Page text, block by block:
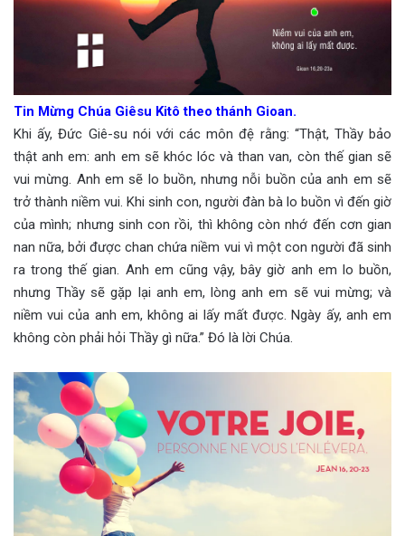
Tin Mừng Chúa Giêsu Kitô theo thánh Gioan.
Khi ấy, Đức Giê-su nói với các môn đệ rằng: “Thật, Thầy bảo
thật anh em: anh em sẽ khóc lóc và than van, còn thế gian sẽ
vui mừng. Anh em sẽ lo buồn, nhưng nỗi buồn của anh em sẽ
trở thành niềm vui. Khi sinh con, người đàn bà lo buồn vì đến giờ
của mình; nhưng sinh con rồi, thì không còn nhớ đến cơn gian
nan nữa, bởi được chan chứa niềm vui vì một con người đã sinh
ra trong thế gian. Anh em cũng vậy, bây giờ anh em lo buồn,
nhưng Thầy sẽ gặp lại anh em, lòng anh em sẽ vui mừng; và
niềm vui của anh em, không ai lấy mất được. Ngày ấy, anh em
không còn phải hỏi Thầy gì nữa.” Đó là lời Chúa.